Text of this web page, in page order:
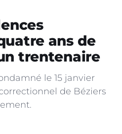
ans de
trentenaire
le 15 janvier
de Béziers